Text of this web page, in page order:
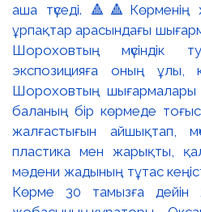
аша түседі. 🔺🔺Көрменің
ұрпақтар арасындағы
Шороховтың мүсіндік
экспозицияға оның ұлы,
Шороховтың шығармалары
баланың бір көрмеде
жалғастығын айшықтап,
пластика мен жарықты,
мәдени жадының тұтас
Көрме 30 тамызға дейін